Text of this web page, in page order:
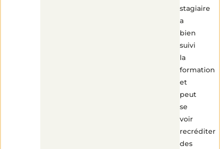
stagiaire
a
bien
suivi
la
formation
et
peut
se
voir
recréditer
des